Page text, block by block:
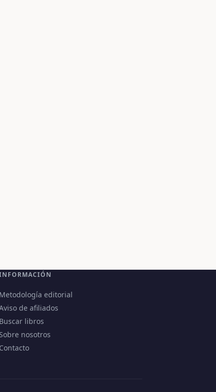
Metodología editorial
de afiliados
Buscar libros
Sobre nosotros
Contacto